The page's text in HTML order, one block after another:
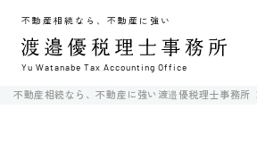
不動産相続なら、不動産に強い
Yu Watanabe Tax Accounting Office
不動産相続なら、不動産に強い渡邉優税理士事務所